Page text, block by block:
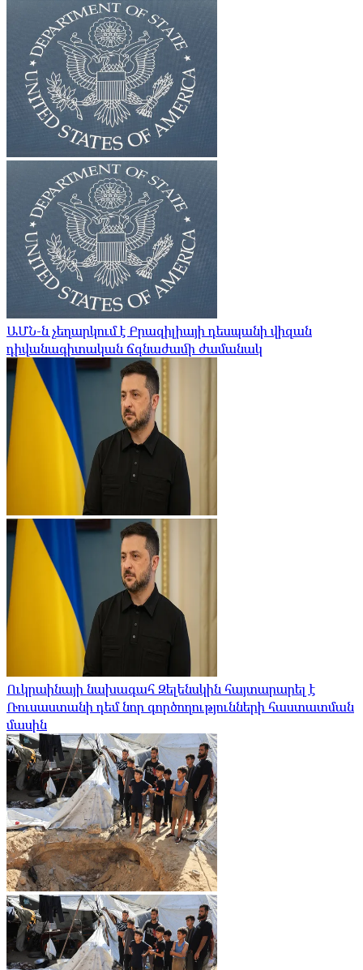
ԱՄՆ-ն չեղարկում է Բրազիլիայի դեսպանի վիզան
դիվանագիտական ​​ճգնաժամի ժամանակ
Ուկրաինայի նախագահ Զելենսկին հայտարարել է
Ռուսաստանի դեմ նոր գործողությունների հաստատման
մասին